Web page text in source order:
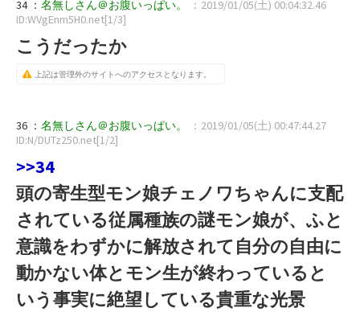
34 ： 名無しさん＠お腹いっぱい。
：2019/01/05(土) 00:04:32.46
ID:WVgEnm5H0.net[1/3]
こうだったか
上記は管理外のサイトへのアクセスとなります。
36 ： 名無しさん＠お腹いっぱい。
：2019/01/05(土) 00:47:44.27
ID:N/DUTz250.net[1/2]
>>34
頭の寄生型モン娘チェノワちゃんに支配
されている従属種族の謎モン娘が、ふと
意識をわずかに解放されて自分の自由に
動かない体とモン生が終わっていると
いう事実に絶望している貴重な光景